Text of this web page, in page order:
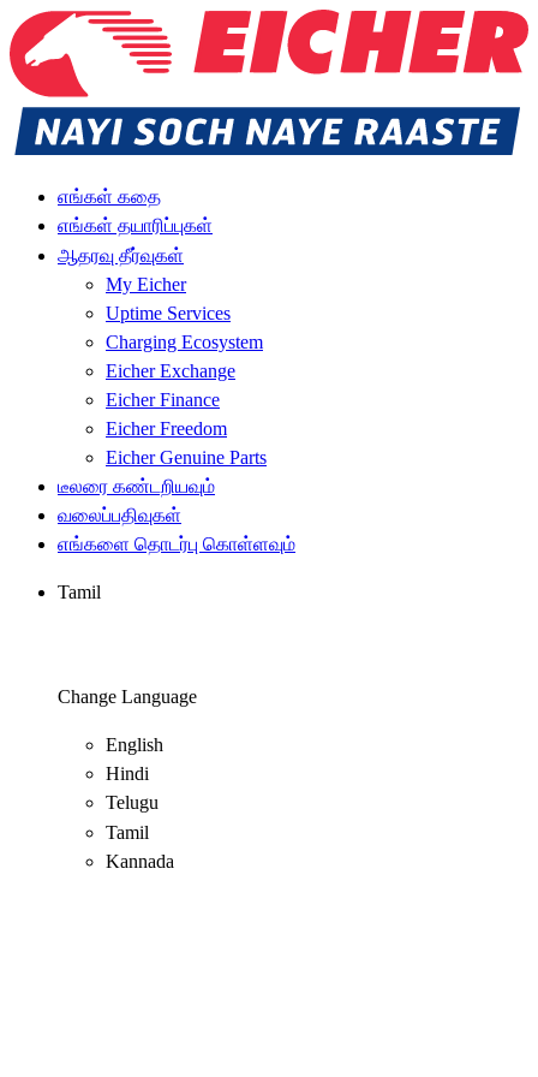
எங்கள் கதை
எங்கள் தயாரிப்புகள்
ஆதரவு தீர்வுகள்
My Eicher
Uptime Services
Charging Ecosystem
Eicher Exchange
Eicher Finance
Eicher Freedom
Eicher Genuine Parts
டீலரை கண்டறியவும்
வலைப்பதிவுகள்
எங்களை தொடர்பு கொள்ளவும்
Tamil
Change Language
English
Hindi
Telugu
Tamil
Kannada